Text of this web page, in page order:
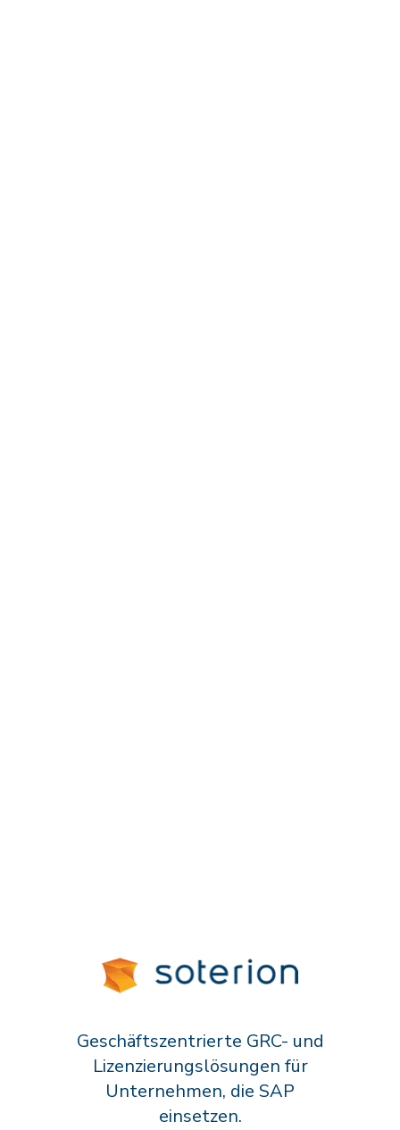
Geschäftszentrierte GRC- und
Lizenzierungslösungen für
Unternehmen, die SAP
einsetzen.